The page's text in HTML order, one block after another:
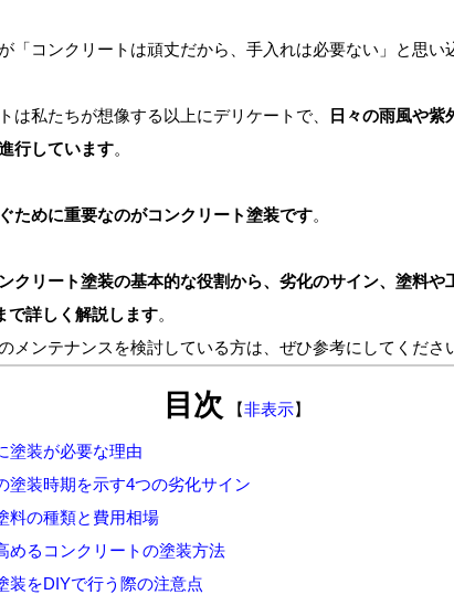
「コンクリートは頑丈だから、手入れは必要ない」と思い
は私たちが想像する以上にデリケートで、
日々の雨風や紫
行しています。
ために重要なのがコンクリート塗装です。
クリート塗装の基本的な役割から、劣化のサイン、塗料や
で詳しく解説します。
メンテナンスを検討している方は、ぜひ参考にしてくださ
目次 【非表示】
塗装が必要な理由
塗装時期を示す4つの劣化サイン
料の種類と費用相場
めるコンクリートの塗装方法
装をDIYで行う際の注意点